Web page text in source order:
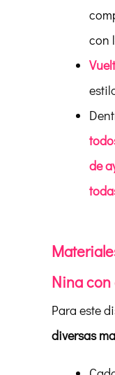
con
de
Nina
Para este
diversas